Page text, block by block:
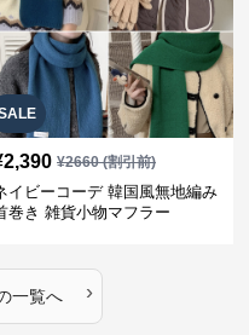
2,390 ¥2660(割引前)
イビーコーデ 韓国風無地編み
巻き 雑貨小物マフラー
一覧へ ›